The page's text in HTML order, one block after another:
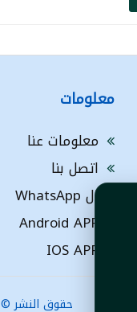
معلومات
معلومات عنا
اتصل بنا
ال WhatsApp
Android APP
IOS APP
حقوق النشر ©